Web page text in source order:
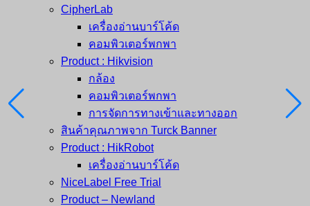
CipherLab
เครื่องอ่านบาร์โค้ด
คอมพิวเตอร์พกพา
Product : Hikvision
กล้อง
คอมพิวเตอร์พกพา
การจัดการทางเข้าและทางออก
สินค้าคุณภาพจาก Turck Banner
Product : HikRobot
เครื่องอ่านบาร์โค้ด
NiceLabel Free Trial
Product – Newland